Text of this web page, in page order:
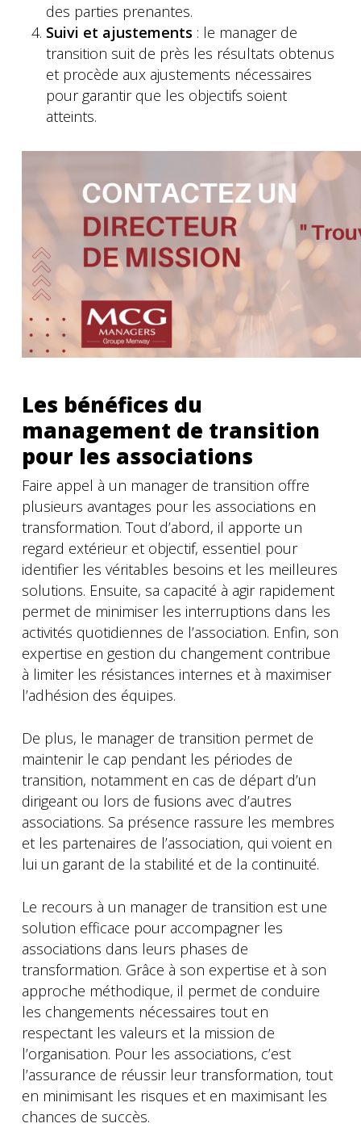
des parties prenantes.
Suivi et ajustements : le manager de
transition suit de près les résultats obtenus
et procède aux ajustements nécessaires
pour garantir que les objectifs soient
atteints.
Les bénéfices du
management de transition
pour les associations
Faire appel à un manager de transition offre
plusieurs avantages pour les associations en
transformation. Tout d’abord, il apporte un
regard extérieur et objectif, essentiel pour
identifier les véritables besoins et les meilleures
solutions. Ensuite, sa capacité à agir rapidement
permet de minimiser les interruptions dans les
activités quotidiennes de l’association. Enfin, son
expertise en gestion du changement contribue
à limiter les résistances internes et à maximiser
l’adhésion des équipes.
De plus, le manager de transition permet de
maintenir le cap pendant les périodes de
transition, notamment en cas de départ d’un
dirigeant ou lors de fusions avec d’autres
associations. Sa présence rassure les membres
et les partenaires de l’association, qui voient en
lui un garant de la stabilité et de la continuité.
Le recours à un manager de transition est une
solution efficace pour accompagner les
associations dans leurs phases de
transformation. Grâce à son expertise et à son
approche méthodique, il permet de conduire
les changements nécessaires tout en
respectant les valeurs et la mission de
l’organisation. Pour les associations, c’est
l’assurance de réussir leur transformation, tout
en minimisant les risques et en maximisant les
chances de succès.